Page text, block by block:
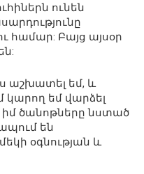
ունեն
համար: Բայց այսօր
աշխատել եմ, և
եմ վարձել
իմ ծանոթները նստած
են
օգնության և